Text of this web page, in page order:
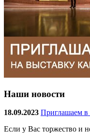
Наши новости
18.09.2023 Приглашаем в
Если у Вас торжество и